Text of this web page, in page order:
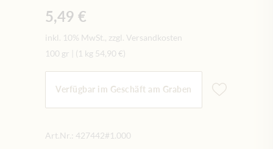
5,49 €
inkl. 10% MwSt., zzgl. Versandkosten
100 gr
(1 kg 54,90 €)
Verfügbar im Geschäft am Graben
Art.Nr.: 427442#1.000